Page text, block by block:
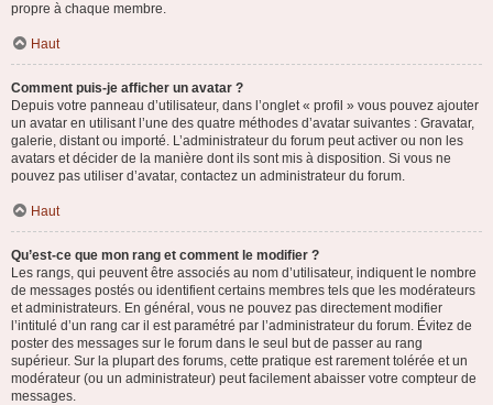
propre à chaque membre.
Haut
Comment puis-je afficher un avatar ?
Depuis votre panneau d’utilisateur, dans l’onglet « profil » vous pouvez ajouter
un avatar en utilisant l’une des quatre méthodes d’avatar suivantes : Gravatar,
galerie, distant ou importé. L’administrateur du forum peut activer ou non les
avatars et décider de la manière dont ils sont mis à disposition. Si vous ne
pouvez pas utiliser d’avatar, contactez un administrateur du forum.
Haut
Qu’est-ce que mon rang et comment le modifier ?
Les rangs, qui peuvent être associés au nom d’utilisateur, indiquent le nombre
de messages postés ou identifient certains membres tels que les modérateurs
et administrateurs. En général, vous ne pouvez pas directement modifier
l’intitulé d’un rang car il est paramétré par l’administrateur du forum. Évitez de
poster des messages sur le forum dans le seul but de passer au rang
supérieur. Sur la plupart des forums, cette pratique est rarement tolérée et un
modérateur (ou un administrateur) peut facilement abaisser votre compteur de
messages.